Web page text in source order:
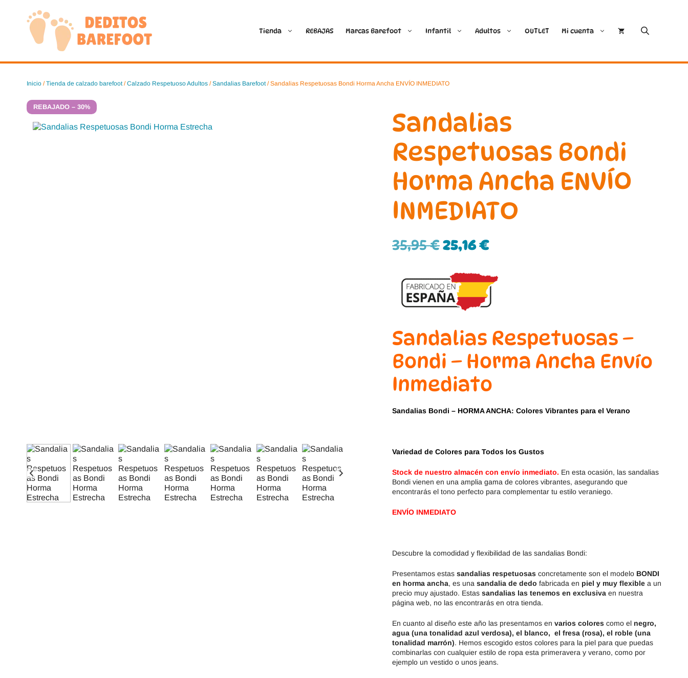
contenido
Tienda REBAJAS Marcas Barefoot
Ballop Batilas
Crecendo
Gioseppo
Deditos
Demax
FlexiNens
Koops
RIA
Stitch & Walk
Vivant
Igor
Lang.S
Tikki
Zapy
Infantil Adultos OUTLET Mi cuenta
Inicio /Tienda de calzado barefoot/Calzado Respetuoso Adultos /Sandalias Barefoot/ Sandalias Respetuosas Bondi Horma Ancha ENVÍO INMEDIATO
REBAJADO – 30%
Sandalias
Respetuosas Bondi
Horma Ancha ENVÍO
INMEDIATO
35,95€25,16€
Sandalias Respetuosas –
Bondi – Horma Ancha Envío
Inmediato
Sandalias Bondi – HORMA ANCHA: Colores Vibrantes para el Verano
Variedad de Colores para Todos los Gustos
Stock de nuestro almacén con envío inmediato. En esta ocasión, las sandalias
Bondi vienen en una amplia gama de colores vibrantes, asegurando que
encontrarás el tono perfecto para complementar tu estilo veraniego.
ENVÍO INMEDIATO
Descubre la comodidad y flexibilidad de las sandalias Bondi:
Presentamos estas sandalias respetuosas concretamente son el modelo BONDI
en horma ancha, es una sandalia de dedo fabricada en piel y muy flexible a un
precio muy ajustado. Estas sandalias las tenemos en exclusiva en nuestra
página web, no las encontrarás en otra tienda.
En cuanto al diseño este año las presentamos en varios colores como el negro,
agua (una tonalidad azul verdosa), el blanco, el fresa (rosa), el roble (una
tonalidad marrón). Hemos escogido estos colores para la piel para que puedas
combinarlas con cualquier estilo de ropa esta primeravera y verano, como por
ejemplo un vestido o unos jeans.